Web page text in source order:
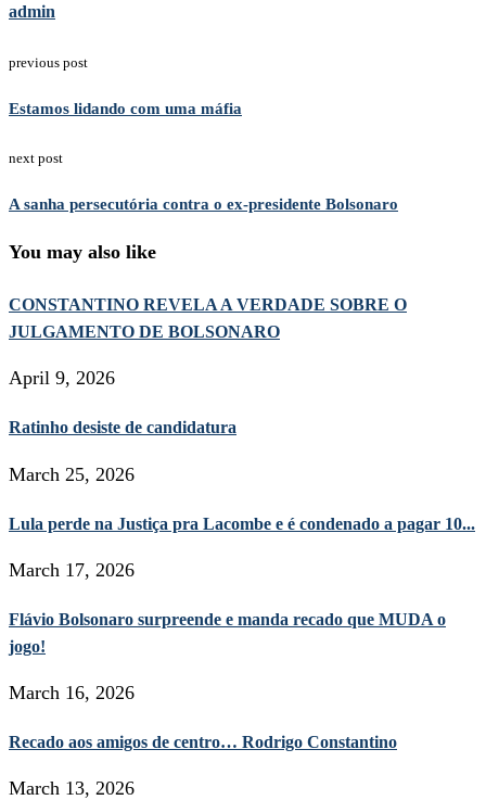
admin
previous post
Estamos lidando com uma máfia
next post
A sanha persecutória contra o ex-presidente Bolsonaro
You may also like
CONSTANTINO REVELA A VERDADE SOBRE O
JULGAMENTO DE BOLSONARO
April 9, 2026
Ratinho desiste de candidatura
March 25, 2026
Lula perde na Justiça pra Lacombe e é condenado a pagar 10...
March 17, 2026
Flávio Bolsonaro surpreende e manda recado que MUDA o
jogo!
March 16, 2026
Recado aos amigos de centro… Rodrigo Constantino
March 13, 2026